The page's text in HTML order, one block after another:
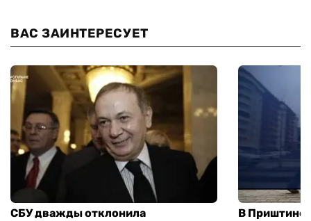
ВАС ЗАИНТЕРЕСУЕТ
СБУ дважды отклонила
В Приштине